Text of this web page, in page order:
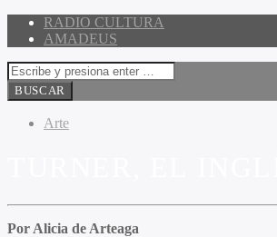
RADIO CULTURA
AMADEUS
Arte
Por Alicia de Arteaga